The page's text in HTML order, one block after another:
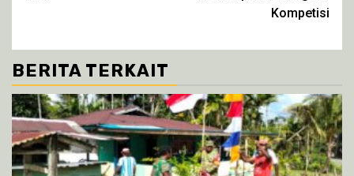
Kompetisi
BERITA TERKAIT